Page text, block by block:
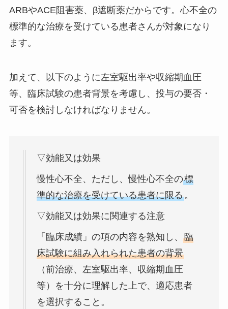
ARBやACE阻害薬、β遮断薬だからです。心不全の
標準的な治療を受けている患者さんが対象になり
ます。
加えて、以下のように左室駆出率や収縮期血圧
等、臨床試験の患者背景を考慮し、投与の要否・
可否を検討しなければなりません。
▽効能又は効果
慢性心不全、ただし、慢性心不全の標
準的な治療を受けている患者に限る。
▽効能又は効果に関連する注意
「臨床成績」の項の内容を熟知し、 臨
床試験に組み入れられた患者の背景
（前治療、左室駆出率、収縮期血圧
等）を十分に理解した上で、適応患者
を選択すること。